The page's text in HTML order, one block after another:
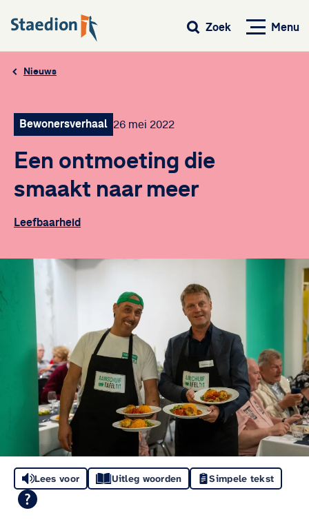
Menu
Zoek
Nieuws
Bewonersverhaal 26 mei 2022
Een ontmoeting die
smaakt naar meer
Leefbaarheid
Lees voor Uitleg woorden Simpele tekst